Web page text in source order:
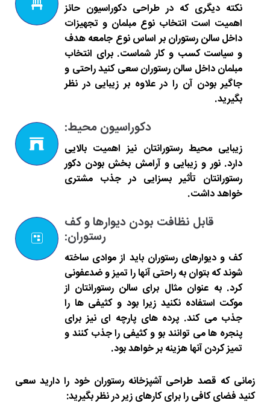
نکته دیگری که در طراحی دکوراسیون حائز
اهمیت است انتخاب نوع مبلمان و تجهیزات
داخل سالن رستوران بر اساس نوع جامعه هدف
و سیاست کسب و کار شماست. برای انتخاب
مبلمان داخل سالن رستوران سعی کنید راحتی و
جاگیر بودن آن را در علاوه بر زیبایی در نظر
بگیرید.
دکوراسیون محیط:
زیبایی محیط رستورانتان نیز اهمیت بالایی
دارد. نور و زیبایی و آرامش بخش بودن دکور
رستورانتان تأثیر بسزایی در جذب مشتری
خواهد داشت.
قابل نظافت بودن دیوارها و کف
رستوران:
کف و دیوارهای رستوران باید از موادی ساخته
شوند که بتوان به راحتی آنها را تمیز و ضدعفونی
کرد. به عنوان مثال برای سالن رستورانتان از
موکت استفاده نکنید زیرا بود و کثیفی ها را
جذب می کند. پرده های پارچه ای نیز برای
پنجره ها می توانند بو و کثیفی را جذب کنند و
تمیز کردن آنها هزینه بر خواهد بود.
زمانی که قصد طراحی آشپزخانه رستوران خود را دارید سعی
کنید فضای کافی را برای کارهای زیر در نظر بگیرید: